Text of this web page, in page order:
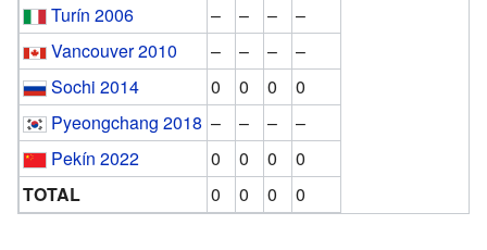
Turín 2006
– – –
–
Vancouver 2010
– – –
–
Sochi 2014
0 0 0
0
Pyeongchang 2018 – – –
–
Pekín 2022
0 0 0
0
TOTAL
0 0 0 0